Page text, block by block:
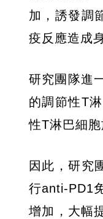
加，誘發調
疫反應造成
研究團隊進
的調節性T
性T淋巴細
因此，研究
行anti-PD1
增加，大幅